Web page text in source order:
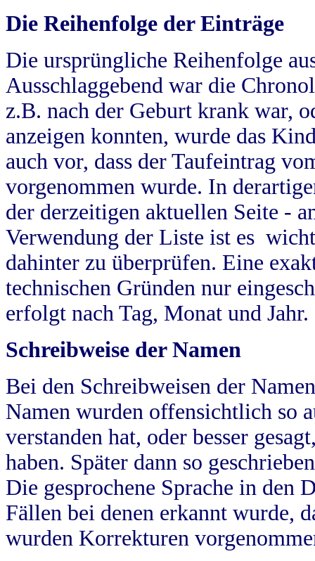
Die Reihenfolge der Einträge
Die ursprüngliche Reihenfolge
Ausschlaggebend war die
z.B. nach der Geburt krank war,
anzeigen konnten, wurde das
auch vor, dass der Taufeintrag
vorgenommen wurde. In
der derzeitigen aktuellen Seite -
Verwendung der Liste ist es
dahinter zu überprüfen. Eine
technischen Gründen nur
erfolgt nach Tag, Monat und Jahr.
Schreibweise der Namen
Bei den Schreibweisen der
Namen wurden offensichtlich so
verstanden hat, oder besser
haben. Später dann so
Die gesprochene Sprache in
Fällen bei denen erkannt wurde,
wurden Korrekturen